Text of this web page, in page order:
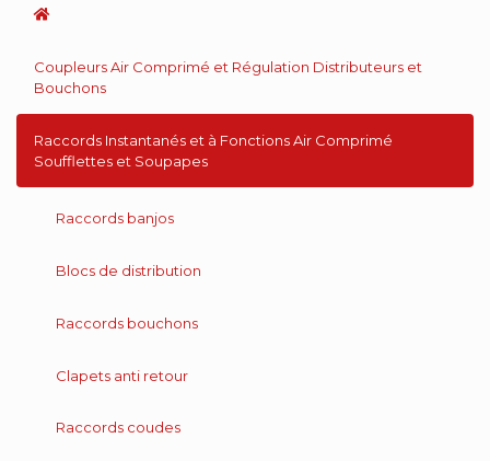
Coupleurs Air Comprimé et Régulation Distributeurs et
Bouchons
Raccords Instantanés et à Fonctions Air Comprimé
Soufflettes et Soupapes
Raccords banjos
Blocs de distribution
Raccords bouchons
Clapets anti retour
Raccords coudes